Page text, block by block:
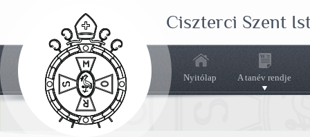
Ciszterci Szent
Nyitólap A tanév rendje